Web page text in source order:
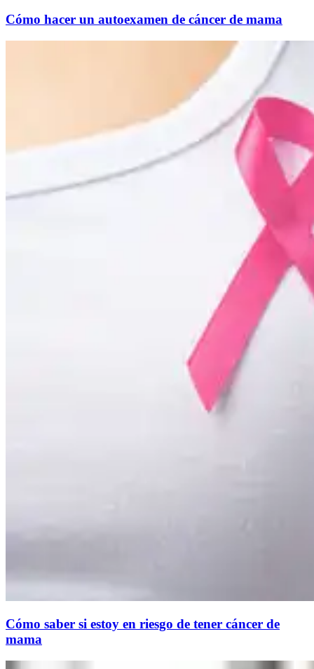
Cómo hacer un autoexamen de cáncer de mama
Cómo saber si estoy en riesgo de tener cáncer de
mama